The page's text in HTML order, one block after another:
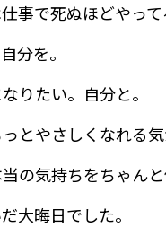
事で死ぬほどやっ
分を。
りたい。自分と。
とやさしくなれる気
の気持ちをちゃん
大晦日でした。